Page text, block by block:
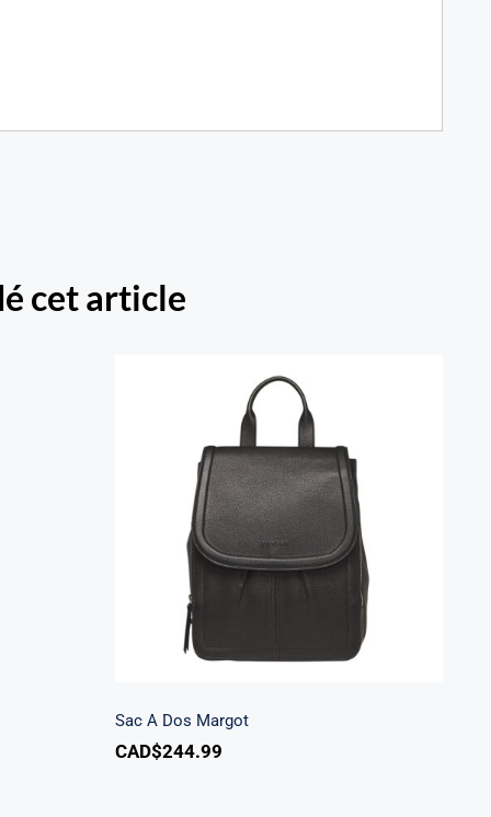
cet article
Sac A Dos Margot
Sac A Dos Margot
CAD$244.99